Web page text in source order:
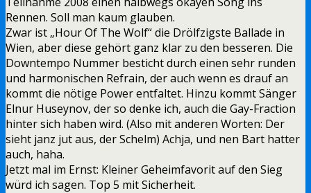
Rennen. Soll man kaum glauben.
Zwar ist „Hour Of The Wolf“ die Drölfzigste Ballade in
Wien, aber diese gehört ganz klar zu den besseren. Die
Downtempo Nummer besticht durch einen sehr runden
und harmonischen Refrain, der auch wenn es drauf an
kommt die nötige Power entfaltet. Hinzu kommt Sänger
Elnur Huseynov, der so denke ich, auch die Gay-Fraction
hinter sich haben wird. (Also mit anderen Worten: Der
sieht janz jut aus, der Schelm) Achja, und nen Bart hatter
auch, haha.
Jetzt mal im Ernst: Kleiner Geheimfavorit auf den Sieg
würd ich sagen. Top 5 mit Sicherheit.